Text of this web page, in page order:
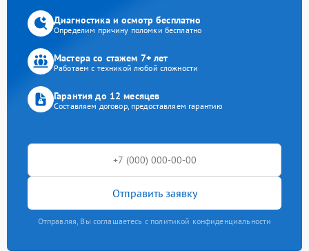
Диагностика и осмотр бесплатно
Определим причину поломки бесплатно
Мастера со стажем 7+ лет
Работаем с техникой любой сложности
Гарантия до 12 месяцев
Составляем договор, предоставляем гарантию
Отправить заявку
Отправляя, Вы соглашаетесь с политикой конфиденциальности